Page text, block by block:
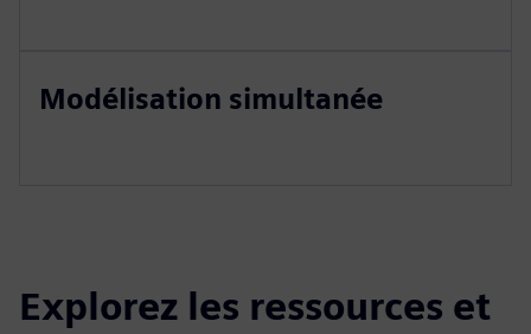
Modélisation simultanée
Explorez les ressources et